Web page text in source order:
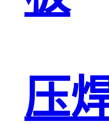
压